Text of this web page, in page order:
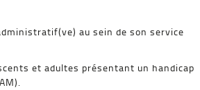
au sein de son service
et adultes présentant un handicap